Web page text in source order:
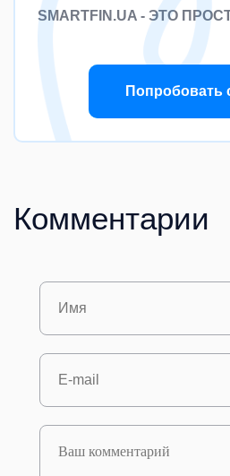
SMARTFIN.UA - ЭТО
Попробовать
Комментарии